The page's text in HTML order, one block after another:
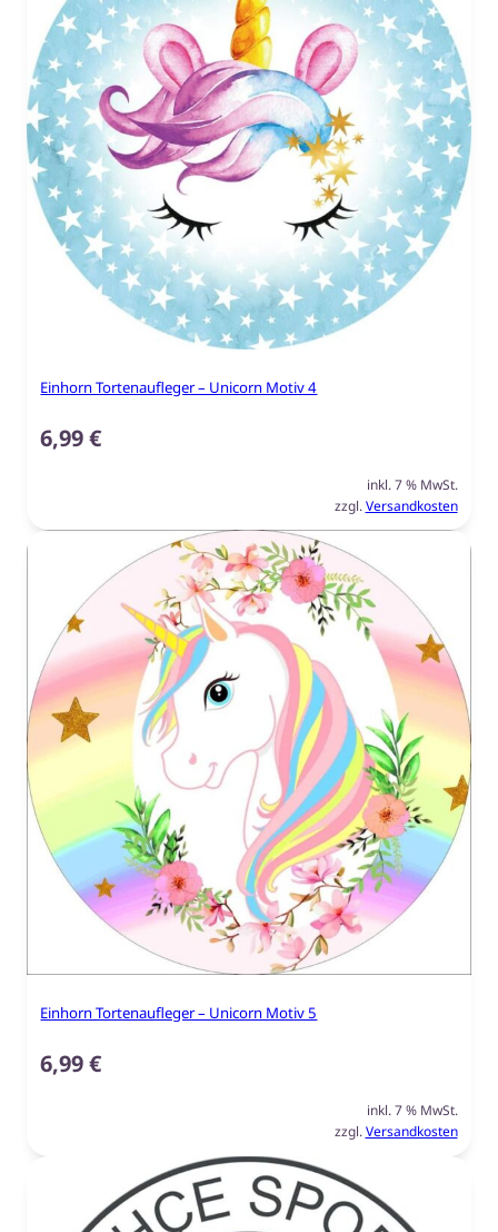
Einhorn Tortenaufleger – Unicorn Motiv 4
6,99€
inkl. 7 % MwSt.
zzgl.Versandkosten
Einhorn Tortenaufleger – Unicorn Motiv 5
6,99€
inkl. 7 % MwSt.
zzgl.Versandkosten